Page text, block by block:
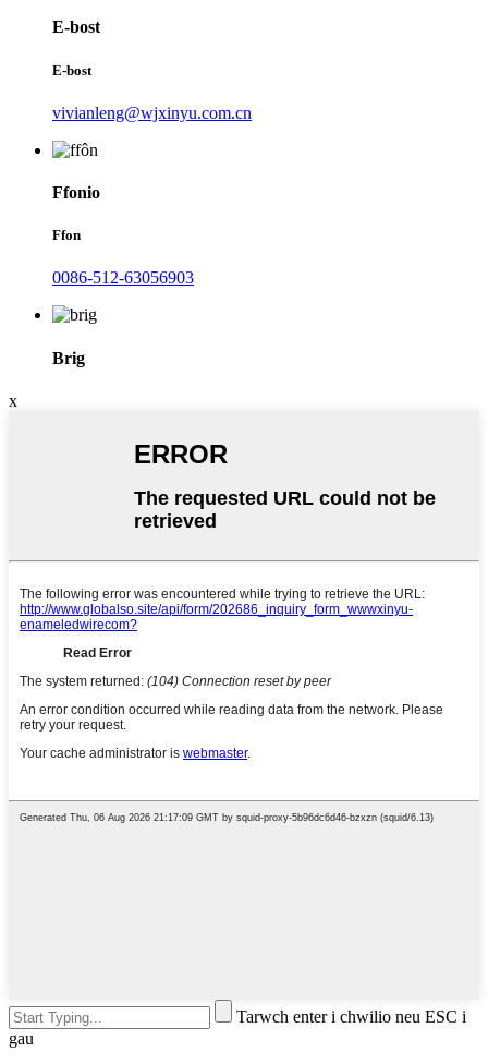
E-bost
E-bost
vivianleng@wjxinyu.com.cn
Ffonio
Ffon
0086-512-63056903
Brig
x
Tarwch enter i chwilio neu ESC i
gau